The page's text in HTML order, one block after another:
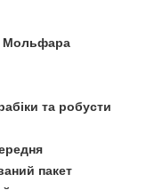
Мольфара
та робусти
пакет